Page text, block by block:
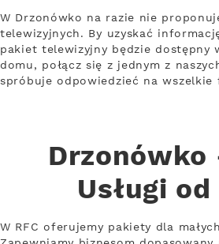
W Drzonówko na razie nie
telewizyjnych. By uzyskać
pakiet telewizyjny będzie dostępny
domu, połącz się z jednym z
spróbuje odpowiedzieć na wszelkie
Drzonówko
Usługi od
W RFC oferujemy pakiety dla